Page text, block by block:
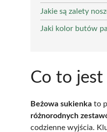
Jakie są zalety
Jaki kolor butów
Co to jest
Beżowa sukienka to
różnorodnych
codzienne wyjścia.